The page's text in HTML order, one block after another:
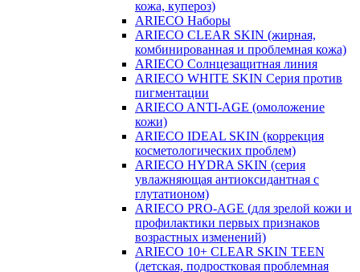
кожа, купероз)
ARIECO Наборы
ARIECO CLEAR SKIN (жирная,
комбинированная и проблемная кожа)
ARIECO Солнцезащитная линия
ARIECO WHITE SKIN Серия против
пигментации
ARIECO ANTI-AGE (омоложение
кожи)
ARIECO IDEAL SKIN (коррекция
косметологических проблем)
ARIECO HYDRA SKIN (серия
увлажняющая антиоксидантная с
глутатионом)
ARIECO PRO-AGE (для зрелой кожи и
профилактики первых признаков
возрастных изменений)
ARIECO 10+ CLEAR SKIN TEEN
(детская, подростковая проблемная